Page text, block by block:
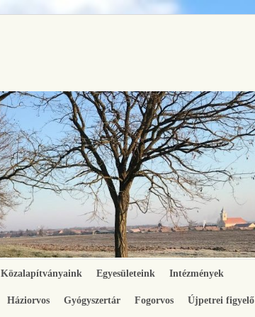
Közalapítványaink Egyesületeink Intézmények
Háziorvos Gyógyszertár Fogorvos Újpetrei figyelő